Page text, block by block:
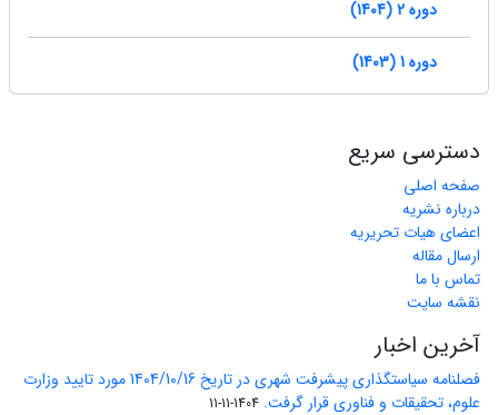
دوره 2 (1404)
دوره 1 (1403)
دسترسی سریع
صفحه اصلی
درباره نشریه
اعضای هیات تحریریه
ارسال مقاله
تماس با ما
نقشه سایت
آخرین اخبار
فصلنامه سیاستگذاری پیشرفت شهری در تاریخ 1404/10/16 مورد تایید وزارت
علوم، تحقیقات و فناوری قرار گرفت. 1404-11-11